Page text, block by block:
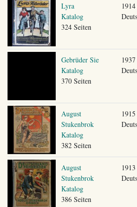
Lyra
Katalog
324 Seiten
Gebrüder Sie
Katalog
370 Seiten
1937
August
Stukenbrok
Katalog
382 Seiten
1915
August
Stukenbrok
Katalog
386 Seiten
1913